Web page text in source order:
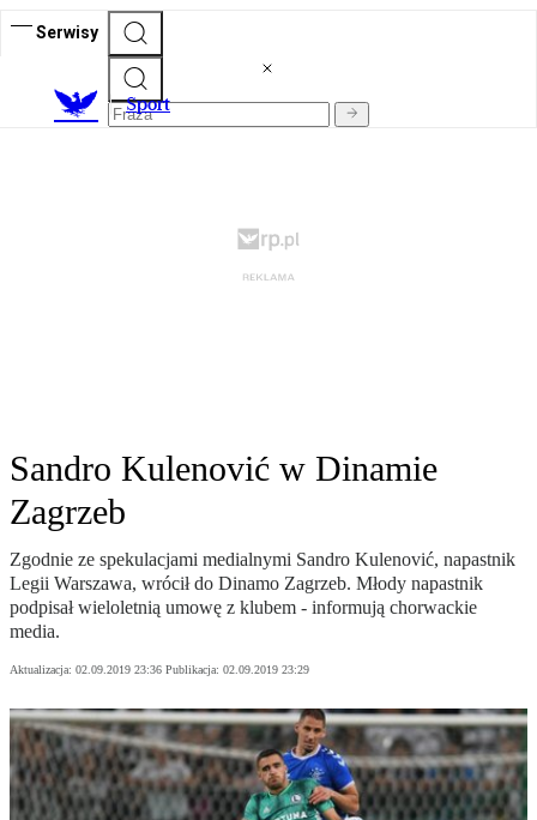
Serwisy
Sport
Sandro Kulenović w Dinamie
Zagrzeb
Zgodnie ze spekulacjami medialnymi Sandro Kulenović, napastnik
Legii Warszawa, wrócił do Dinamo Zagrzeb. Młody napastnik
podpisał wieloletnią umowę z klubem - informują chorwackie
media.
Aktualizacja: 02.09.2019 23:36 Publikacja: 02.09.2019 23:29